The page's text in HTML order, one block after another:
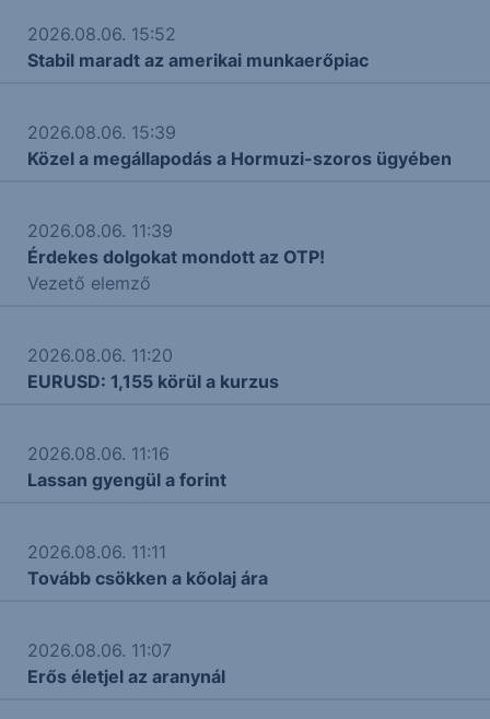
2026.08.06. 15:52
Stabil maradt az amerikai munkaerőpiac
2026.08.06. 15:39
Közel a megállapodás a Hormuzi-szoros ügyében
2026.08.06. 11:39
Érdekes dolgokat mondott az OTP!
Vezető elemző
2026.08.06. 11:20
EURUSD: 1,155 körül a kurzus
2026.08.06. 11:16
Lassan gyengül a forint
2026.08.06. 11:11
Tovább csökken a kőolaj ára
2026.08.06. 11:07
Erős életjel az aranynál